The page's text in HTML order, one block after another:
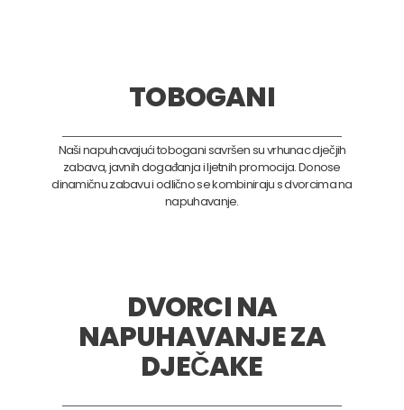
TOBOGANI
Naši napuhavajući tobogani savršen su vrhunac dječjih
zabava, javnih događanja i ljetnih promocija. Donose
dinamičnu zabavu i odlično se kombiniraju s dvorcima na
napuhavanje.
DVORCI NA
NAPUHAVANJE ZA
DJEČAKE